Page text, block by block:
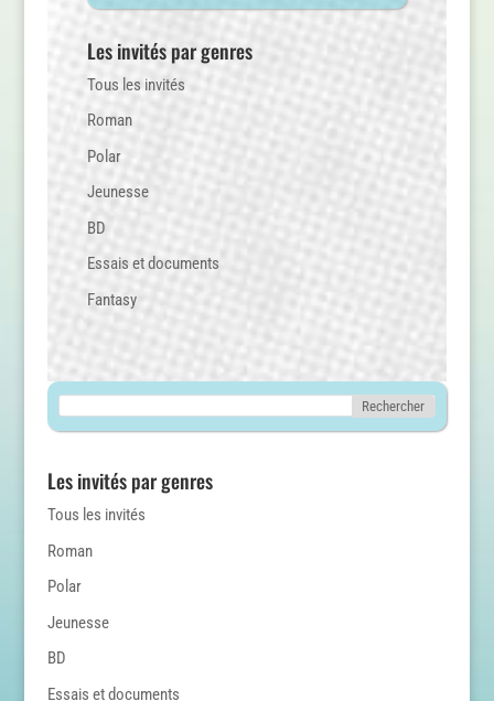
Les invités par genres
Tous les invités
Roman
Polar
Jeunesse
BD
Essais et documents
Fantasy
Les invités par genres
Tous les invités
Roman
Polar
Jeunesse
BD
Essais et documents